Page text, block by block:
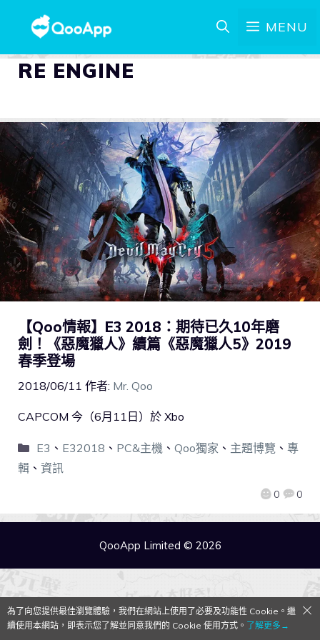
MENU
RE ENGINE
【Qoo情報】E3 2018：期待已久10年磨
劍！《惡魔獵人》續篇《惡魔獵人5》2019
春季登場
2018/06/11 作者: Mr. Qoo
0 0
CAPCOM 今（6月11日）於 Xbo
E3 、 E32018 、 PC&主機、 Qoo獨家 、 主題博覽 、 專
輯 、 資訊
QooApp Limited © 2026
為了向您提供最佳瀏覽體驗，我們在網站上使用了必要及功能性 Cookie。繼
續使用本網站，即表示您了解並同意我們的 Cookie 使用方式。 了解更多→